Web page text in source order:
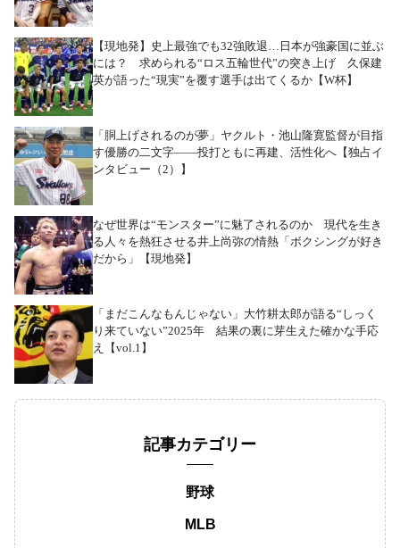
【現地発】史上最強でも32強敗退…日本が強豪国に並ぶ
には？ 求められる“ロス五輪世代”の突き上げ 久保建
英が語った“現実”を覆す選手は出てくるか【W杯】
「胴上げされるのが夢」ヤクルト・池山隆寛監督が目指
す優勝の二文字――投打ともに再建、活性化へ【独占イ
ンタビュー（2）】
なぜ世界は“モンスター”に魅了されるのか 現代を生き
る人々を熱狂させる井上尚弥の情熱「ボクシングが好き
だから」【現地発】
「まだこんなもんじゃない」大竹耕太郎が語る“しっく
り来ていない”2025年 結果の裏に芽生えた確かな手応
え【vol.1】
記事カテゴリー
野球
MLB